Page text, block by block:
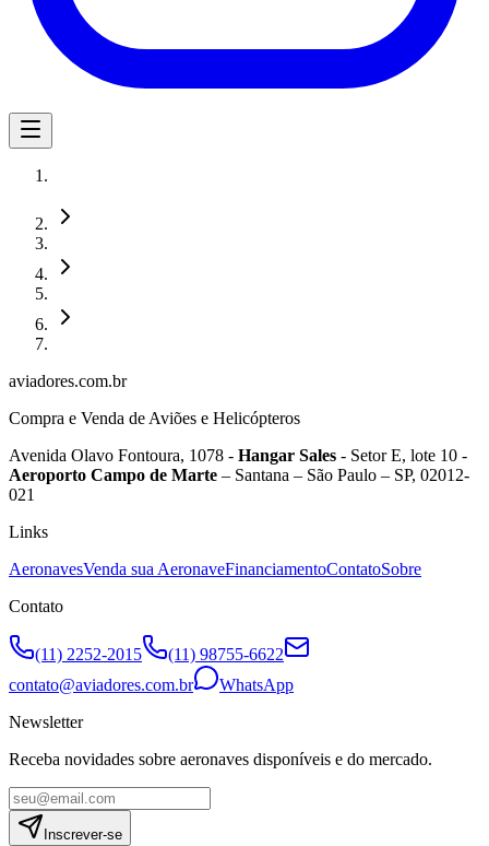
aviadores.com.br
Compra e Venda de Aviões e Helicópteros
Avenida Olavo Fontoura, 1078 - Hangar Sales - Setor E, lote 10 -
Aeroporto Campo de Marte – Santana – São Paulo – SP, 02012-
021
Links
AeronavesVenda sua AeronaveFinanciamentoContatoSobre
Contato
(11) 2252-2015
(11) 98755-6622
contato@aviadores.com.br
WhatsApp
Newsletter
Receba novidades sobre aeronaves disponíveis e do mercado.
Inscrever-se